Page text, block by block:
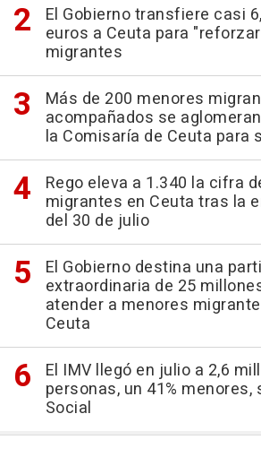
El Gobierno transfiere casi
euros a Ceuta para
migrantes
Más de 200 menores
acompañados se
la Comisaría de Ceuta para
Rego eleva a 1.340 la cifra
migrantes en Ceuta tras la
del 30 de julio
El Gobierno destina una
extraordinaria de 25
atender a menores
Ceuta
El IMV llegó en julio a 2,6
personas, un 41% menores,
Social